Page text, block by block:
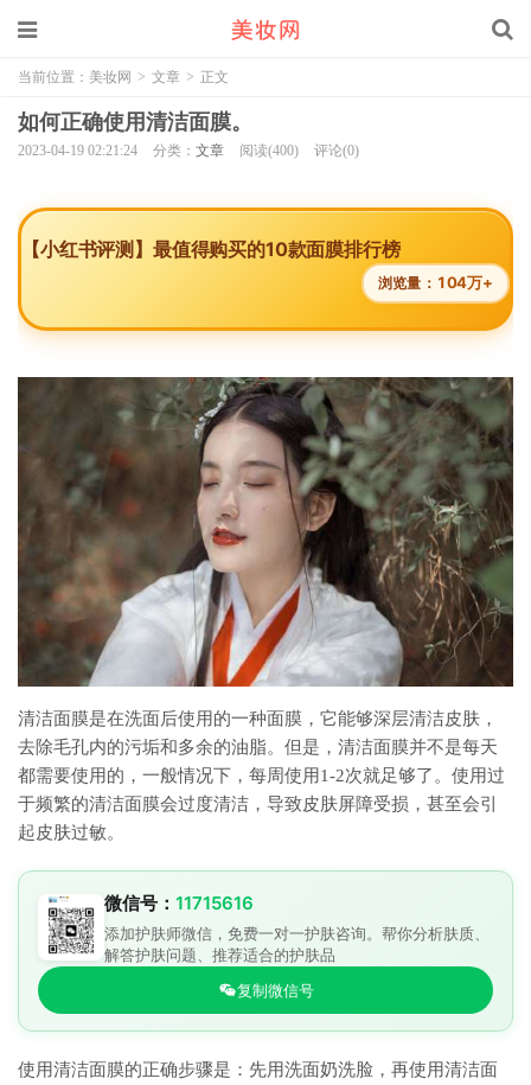
当前位置： 美妆网 > 文章 > 正文
如何正确使用清洁面膜。
2023-04-19 02:21:24 分类： 文章 阅读(400) 评论(0)
【小红书评测】最值得购买的10款面膜排行榜
浏览量： 104万+
清洁面膜是在洗面后使用的一种面膜，它能够深层清洁皮肤，
去除毛孔内的污垢和多余的油脂。但是，清洁面膜并不是每天
都需要使用的，一般情况下，每周使用1-2次就足够了。使用过
于频繁的清洁面膜会过度清洁，导致皮肤屏障受损，甚至会引
起皮肤过敏。
微信号： 11715616
添加护肤师微信，免费一对一护肤咨询。帮你分析肤质、
解答护肤问题、推荐适合的护肤品
复制微信号
使用清洁面膜的正确步骤是：先用洗面奶洗脸，再使用清洁面